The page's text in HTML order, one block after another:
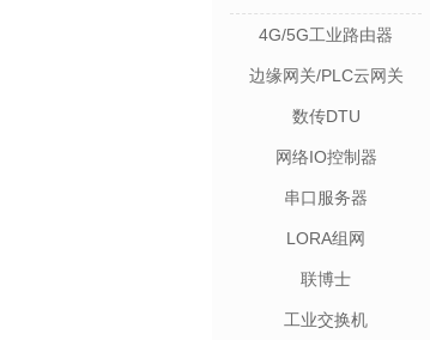
4G/5G工业路由器
边缘网关/PLC云网关
数传DTU
网络IO控制器
串口服务器
LORA组网
联博士
工业交换机